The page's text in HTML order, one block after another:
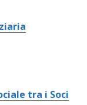
tra i Soci